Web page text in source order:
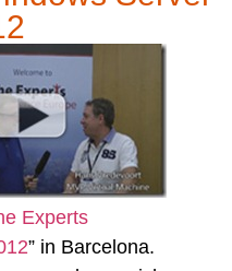
Experts
” in Barcelona.